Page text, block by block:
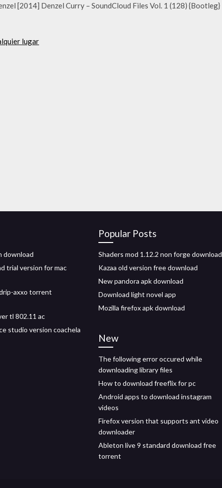
[2014] Denzel Curry – SoundCloud Files Vol. 1 (128) {Bootleg}
lugar
download
trial version for mac
axxo torrent
tl 802.11 ac
studio version coachela
Popular Posts
Shaders mod 1.12.2 non forge download
Kazaa old version free download
New pandora apk download
Download light novel app
Mozilla firefox apk download
New
The following error occured while
downloading library files
How to download freeflix for pc
Android apps to download instagram
videos
Firefox version that supports ant video
downloader
Ableton live 9 standard download free
torrent